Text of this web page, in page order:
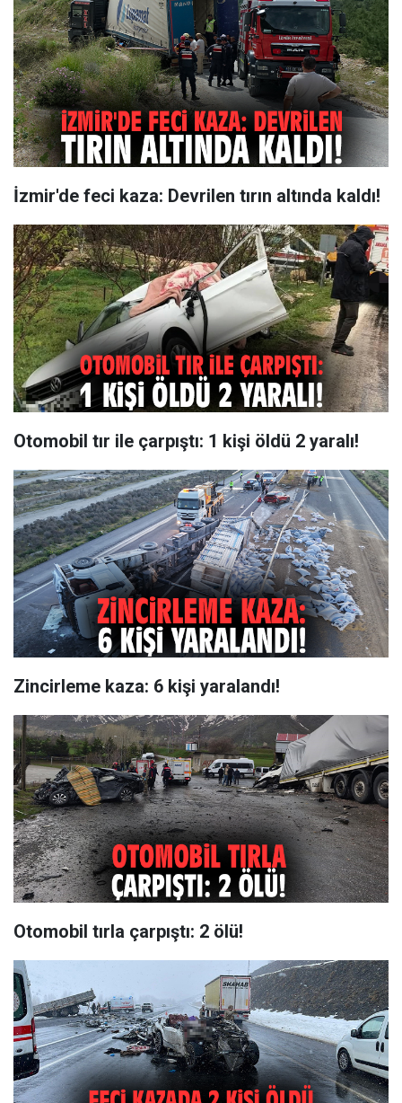
İzmir'de feci kaza: Devrilen tırın altında kaldı!
Otomobil tır ile çarpıştı: 1 kişi öldü 2 yaralı!
Zincirleme kaza: 6 kişi yaralandı!
Otomobil tırla çarpıştı: 2 ölü!